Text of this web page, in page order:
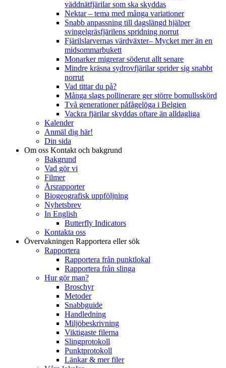
väddnätfjärilar som ska skyddas
Nektar – tema med många variationer
Snabb anpassning till dagslängd hjälper
svingelgräsfjärilens spridning norrut
Fjärilslarvernas värdväxter– Mycket mer än en
midsommarbukett
Monarker migrerar söderut allt senare
Mindre kräsna sydrovfjärilar sprider sig snabbt
norrut
Vad tittar du på?
Många slags pollinerare ger större bomullsskörd
Två generationer påfågelöga i Belgien
Vackra fjärilar skyddas oftare än alldagliga
Kalender
Anmäl dig här!
Din sida
Om oss Kontakt och bakgrund
Bakgrund
Vad gör vi
Filmer
Årsrapporter
Biogeografisk uppföljning
Nyhetsbrev
In English
Butterfly Indicators
Kontakta oss
Övervakningen Rapportera eller sök
Rapportera
Rapportera från punktlokal
Rapportera från slinga
Hur gör man?
Broschyr
Metoder
Snabbguide
Handledning
Miljöbeskrivning
Viktigaste filerna
Slingprotokoll
Punktprotokoll
Länkar & mer filer